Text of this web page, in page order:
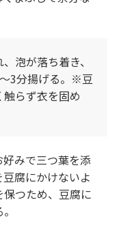
泡が落ち着き、
3分揚げる。※豆
らず衣を固め
みで三つ葉を添
腐にかけないよ
つため、豆腐に